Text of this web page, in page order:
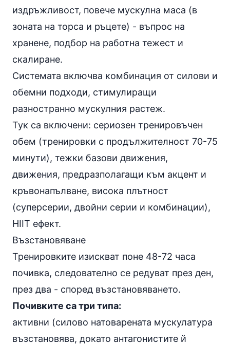
издръжливост, повече мускулна маса (в
зоната на торса и ръцете) - въпрос на
хранене, подбор на работна тежест и
скалиране.
Системата включва комбинация от силови и
обемни подходи, стимулиращи
разностранно мускулния растеж.
Тук са включени: сериозен тренировъчен
обем (тренировки с продължителност 70-75
минути), тежки базови движения,
движения, предразполагащи към акцент и
кръвонапълване, висока плътност
(суперсерии, двойни серии и комбинации),
HIIT ефект.
Възстановяване
Тренировките изискват поне 48-72 часа
почивка, следователно се редуват през ден,
през два - според възстановяването.
Почивките са три типа:
активни (силово натоварената мускулатура
възстановява, докато антагонистите й